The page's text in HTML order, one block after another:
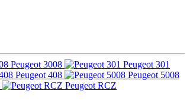
Peugeot 3008
Peugeot 301
Peugeot 408
Peugeot 5008
Peugeot RCZ